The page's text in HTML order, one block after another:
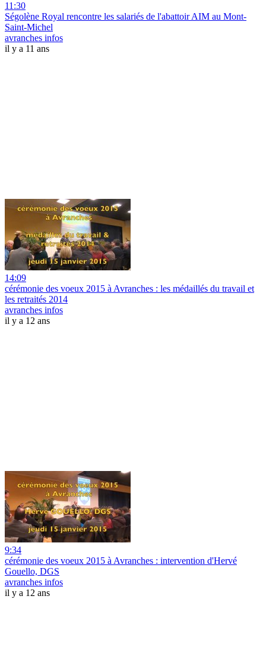
11:30
Ségolène Royal rencontre les salariés de l'abattoir AIM au Mont-
Saint-Michel
avranches infos
il y a 11 ans
14:09
cérémonie des voeux 2015 à Avranches : les médaillés du travail et
les retraités 2014
avranches infos
il y a 12 ans
9:34
cérémonie des voeux 2015 à Avranches : intervention d'Hervé
Gouello, DGS
avranches infos
il y a 12 ans